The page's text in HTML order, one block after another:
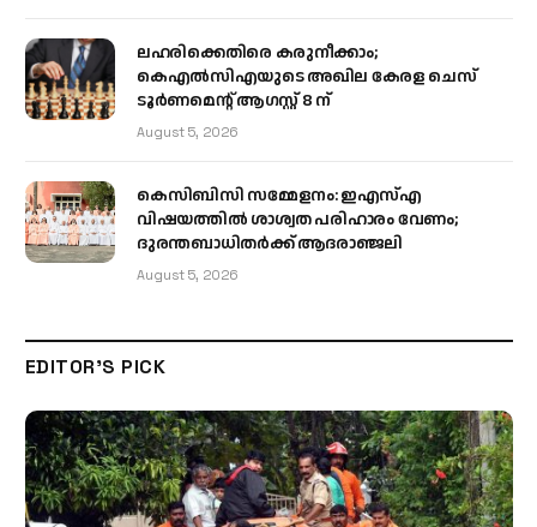
ലഹരിക്കെതിരെ കരുനീക്കാം;
കെഎൽസിഎയുടെ അഖില കേരള ചെസ്
ടൂർണമെന്റ് ആഗസ്റ്റ് 8 ന്
August 5, 2026
കെസിബിസി സമ്മേളനം: ഇഎസ്എ
വിഷയത്തിൽ ശാശ്വത പരിഹാരം വേണം;
ദുരന്തബാധിതർക്ക് ആദരാഞ്ജലി
August 5, 2026
EDITOR'S PICK